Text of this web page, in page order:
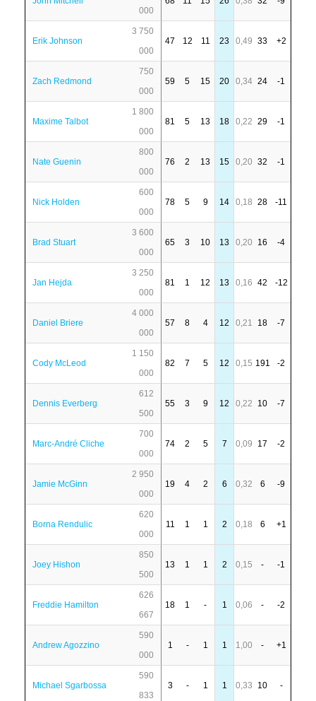
000
Erik Johnson
3 750
000
47 12 11 23 0,49 33 +2
Zach Redmond
750
000
59 5 15 20 0,34 24 -1
Maxime Talbot
1 800
000
81 5 13 18 0,22 29 -1
Nate Guenin
800
000
76 2 13 15 0,20 32 -1
Nick Holden
600
000
78 5 9 14 0,18 28 -11
Brad Stuart
3 600
000
65 3 10 13 0,20 16 -4
Jan Hejda
3 250
000
81 1 12 13 0,16 42 -12
Daniel Briere
4 000
000
57 8 4 12 0,21 18 -7
Cody McLeod
1 150
000
82 7 5 12 0,15 191 -2
Dennis Everberg
612
500
55 3 9 12 0,22 10 -7
Marc-André Cliche
700
000
74 2 5 7 0,09 17 -2
Jamie McGinn
2 950
000
19 4 2 6 0,32 6 -9
Borna Rendulic
620
000
11 1 1 2 0,18 6 +1
Joey Hishon
850
500
13 1 1 2 0,15 - -1
Freddie Hamilton
626
667
18 1 - 1 0,06 - -2
Andrew Agozzino
590
000
1 - 1 1 1,00 - +1
Michael Sgarbossa
590
833
3 - 1 1 0,33 10 -